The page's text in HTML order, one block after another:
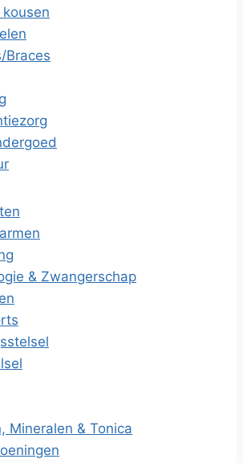
Braces
& Zwangerschap
Mineralen & Tonica